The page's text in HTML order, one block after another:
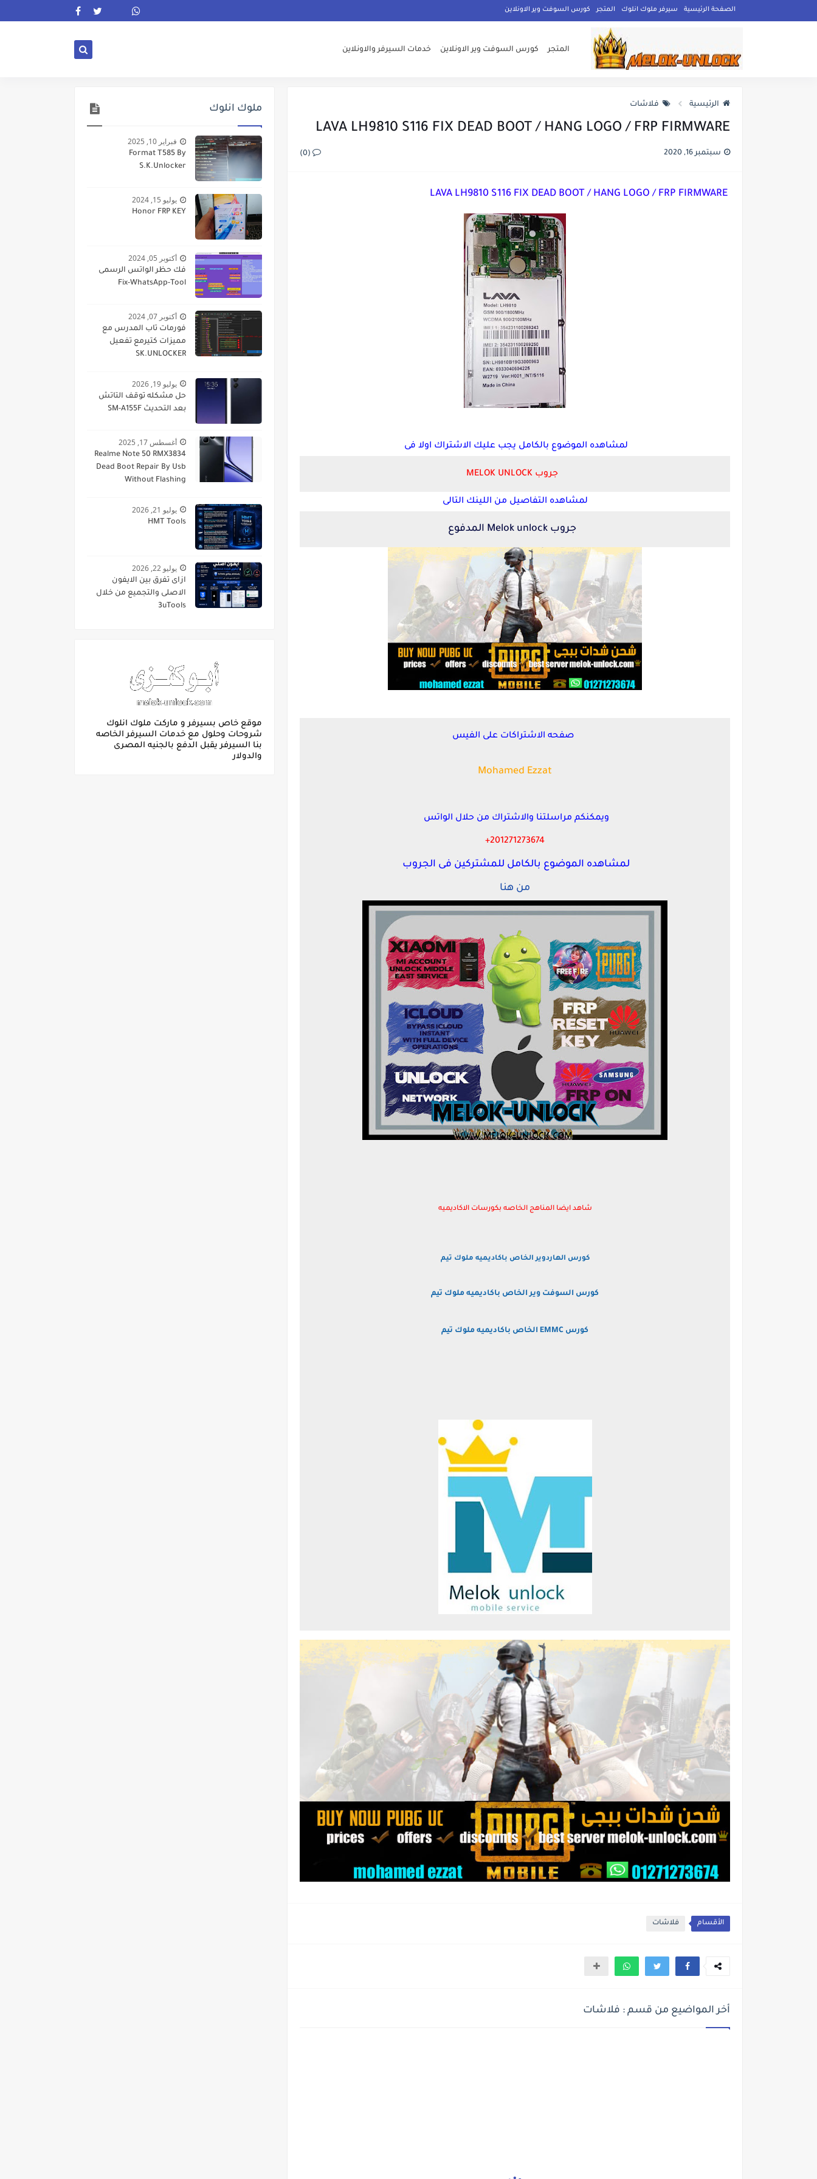
الصفحة الرئيسية سيرفر ملوك انلوك المتجر كورس السوفت وير الاونلاين
المتجر كورس السوفت وير الاونلاين خدمات السيرفر والاونلاين
الرئيسية فلاشات
LAVA LH9810 S116 FIX DEAD BOOT / HANG LOGO / FRP FIRMWARE
سبتمبر 16, 2020 (0)
لمشاهده الموضوع بالكامل يجب عليك الاشتراك اولا فى
جروب MELOK UNLOCK
لمشاهده التفاصيل من اللينك التالى
جروب Melok unlock المدفوع
صفحه الاشتراكات على الفيس
Mohamed Ezzat
ويمكنكم مراسلتنا والاشتراك من حلال الواتس
201271273674+
لمشاهده الموضوع بالكامل للمشتركين فى الجروب
من هنا
شاهد ايضا المناهج الخاصه بكورسات الاكاديميه
كورس الهاردوير الخاص باكاديميه ملوك تيم
كورس السوفت وير الخاص باكاديميه ملوك تيم
كورس EMMC الخاص باكاديميه ملوك تيم
الأقسام فلاشات
أخر المواضيع من قسم : فلاشات
ملوك انلوك
فبراير 10, 2025
Format T585 By
S.K.Unlocker
يوليو 15, 2024
Honor FRP KEY
أكتوبر 05, 2024
فك حظر الواتس الرسمى
Fix-WhatsApp-Tool
أكتوبر 07, 2024
فورمات تاب المدرس مع
مميزات كتيرمع تفعيل
SK.UNLOCKER
يوليو 19, 2026
حل مشكله توقف التاتش
بعد التحديث SM-A155F
أغسطس 17, 2025
Realme Note 50 RMX3834
Dead Boot Repair By Usb
Without Flashing
يوليو 21, 2026
HMT Tools
يوليو 22, 2026
ازاى تفرق بين الايفون
الاصلى والتجميع من خلال
3uTools
موقع خاص بسيرفر و ماركت ملوك انلوك
شروحات وحلول مع خدمات السيرفر الخاصه
بنا السيرفر يقبل الدفع بالجنيه المصرى
والدولار